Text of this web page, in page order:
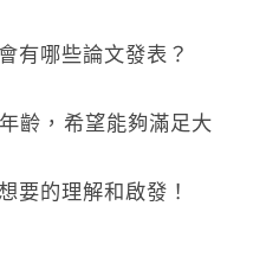
有哪些論文發表？
齡，希望能夠滿足大
要的理解和啟發！